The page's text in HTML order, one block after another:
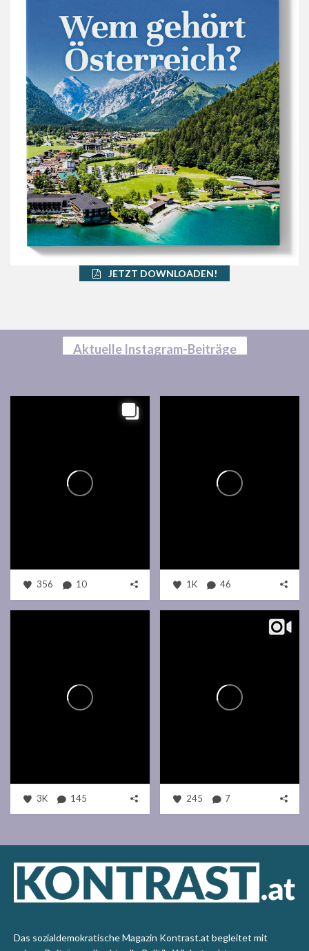
JETZT DOWNLOADEN!
Aktuelle Instagram-Beiträge
356 10 1K 46
3K 145 245 7
Das sozialdemokratische Magazin Kontrast.at begleitet mit